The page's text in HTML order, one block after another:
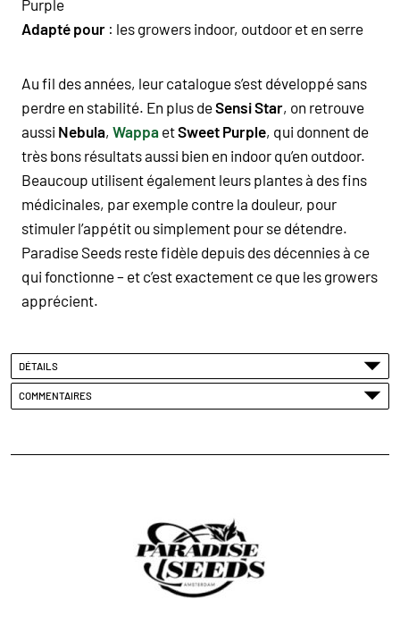
Purple
Adapté pour : les growers indoor, outdoor et en serre
Au fil des années, leur catalogue s’est développé sans
perdre en stabilité. En plus deSensi Star, on retrouve
aussi Nebula, Wappa etSweet Purple, qui donnent de
très bons résultats aussi bien en indoor qu’en outdoor.
Beaucoup utilisent également leurs plantes à des fins
médicinales, par exemple contre la douleur, pour
stimuler l’appétit ou simplement pour se détendre.
Paradise Seeds reste fidèle depuis des décennies à ce
qui fonctionne – et c’est exactement ce que les growers
apprécient.
DÉTAILS
COMMENTAIRES